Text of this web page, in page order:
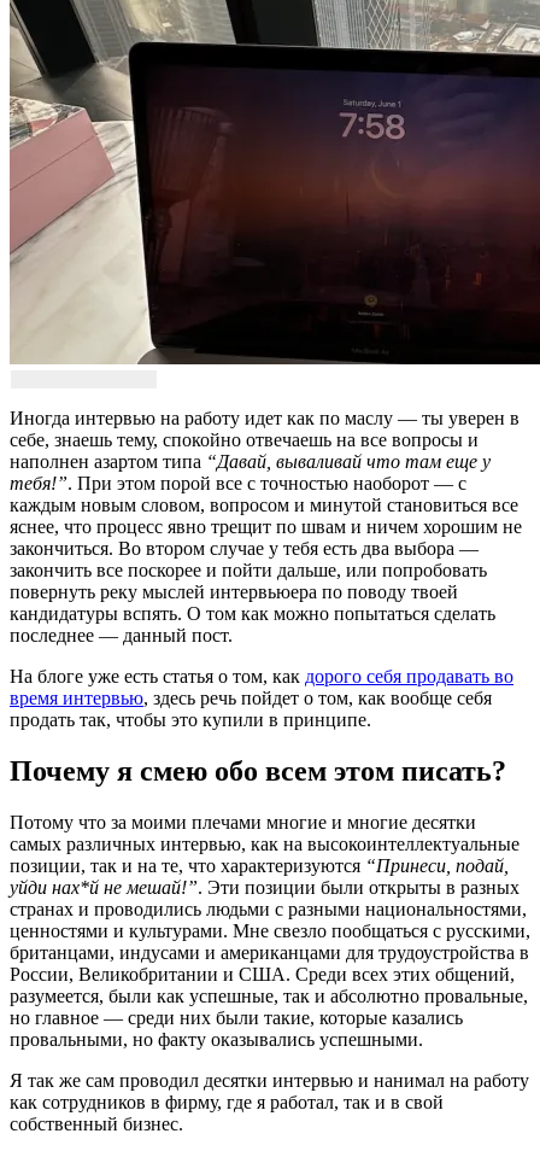
Иногда интервью на работу идет как по маслу — ты уверен в
себе, знаешь тему, спокойно отвечаешь на все вопросы и
наполнен азартом типа “Давай, вываливай что там еще у
тебя!”. При этом порой все с точностью наоборот — с
каждым новым словом, вопросом и минутой становиться все
яснее, что процесс явно трещит по швам и ничем хорошим не
закончиться. Во втором случае у тебя есть два выбора —
закончить все поскорее и пойти дальше, или попробовать
повернуть реку мыслей интервьюера по поводу твоей
кандидатуры вспять. О том как можно попытаться сделать
последнее — данный пост.
На блоге уже есть статья о том, как дорого себя продавать во
время интервью, здесь речь пойдет о том, как вообще себя
продать так, чтобы это купили в принципе.
Почему я смею обо всем этом писать?
Потому что за моими плечами многие и многие десятки
самых различных интервью, как на высокоинтеллектуальные
позиции, так и на те, что характеризуются “Принеси, подай,
уйди нах*й не мешай!”. Эти позиции были открыты в разных
странах и проводились людьми с разными национальностями,
ценностями и культурами. Мне свезло пообщаться с русскими,
британцами, индусами и американцами для трудоустройства в
России, Великобритании и США. Среди всех этих общений,
разумеется, были как успешные, так и абсолютно провальные,
но главное — среди них были такие, которые казались
провальными, но факту оказывались успешными.
Я так же сам проводил десятки интервью и нанимал на работу
как сотрудников в фирму, где я работал, так и в свой
собственный бизнес.